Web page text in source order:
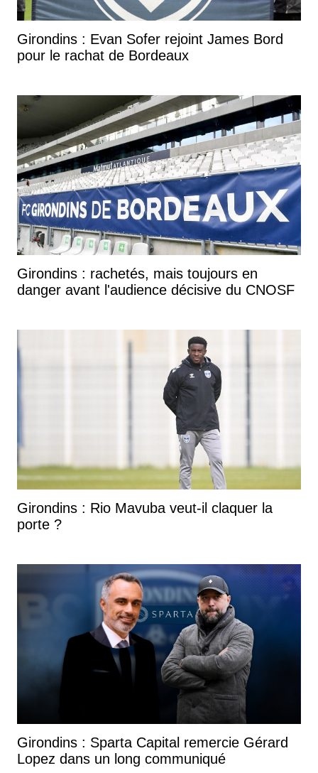
Girondins : Evan Sofer rejoint James Bord
pour le rachat de Bordeaux
Girondins : rachetés, mais toujours en
danger avant l'audience décisive du CNOSF
Girondins : Rio Mavuba veut-il claquer la
porte ?
Girondins : Sparta Capital remercie Gérard
Lopez dans un long communiqué